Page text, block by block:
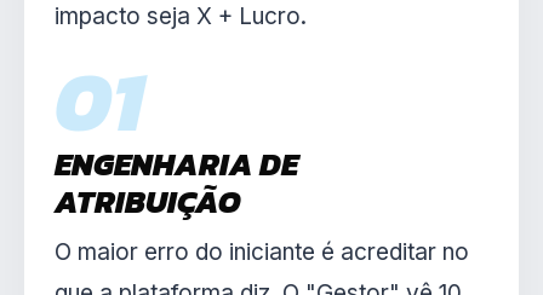
impacto seja X + Lucro.
01
ENGENHARIA DE
ATRIBUIÇÃO
O maior erro do iniciante é acreditar no